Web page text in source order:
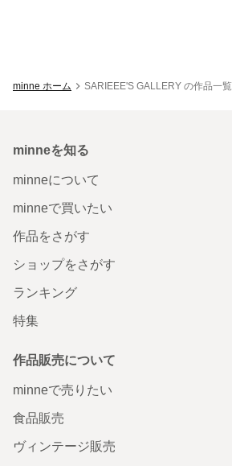
minne ホーム SARIEEE'S GALLERY の作品一覧
minneを知る
minneについて
minneで買いたい
作品をさがす
ショップをさがす
ランキング
特集
作品販売について
minneで売りたい
食品販売
ヴィンテージ販売